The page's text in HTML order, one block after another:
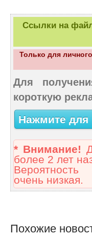
Ссылки на
Только для
Для
короткую
Нажмите для
* Внимание!
более 2 лет
очень низкая.
Похожие